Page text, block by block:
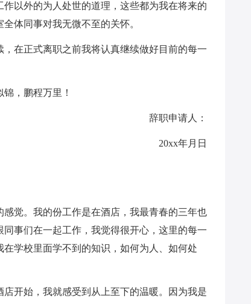
以外的为人处世的道理，这些都为我在将来的
体同事对我无微不至的关怀。
在正式离职之前我将认真继续做好目前的每一
，鹏程万里！
辞职申请人：
20xx年月日
觉。我的份工作是在酒店，我最青春的三年也
事们在一起工作，我觉得很开心，这里的每一
学校里面学不到的知识，如何为人、如何处
开始，我就感受到从上至下的温暖。因为我是